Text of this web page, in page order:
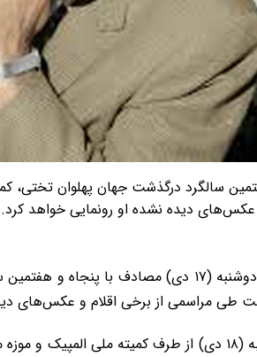
سالگرد درگذشت جهان پهلوان تختی،
عکس‌های دیده نشده او رونمایی خواهد کرد.
روز دوشنبه (۱۷ دی) مصادف با پنجاه
طی مراسمی از برخی اقلام و عکس‌های
این مراسم روز سه شنبه (۱۸ دی) از طرف کمیته